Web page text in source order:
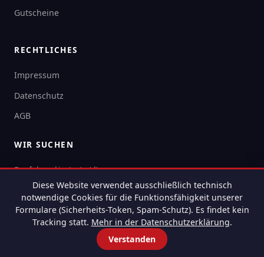
Gutscheine
RECHTLICHES
Impressum
Datenschutz
AGB
WIR SUCHEN
Busfahrer*in (m/w/d)
© 2026 Murk-Reisen GmbH — Alle Rechte vorbehalten
ImpressumDatenschutzAGB
Diese Website verwendet ausschließlich technisch
notwendige Cookies für die Funktionsfähigkeit unserer
Formulare (Sicherheits-Token, Spam-Schutz). Es findet kein
Tracking statt. Mehr in der Datenschutzerklärung.
Verstanden